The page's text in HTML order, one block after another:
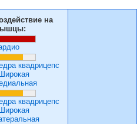
на
квадрицепс
Широкая
квадрицепс
Широкая